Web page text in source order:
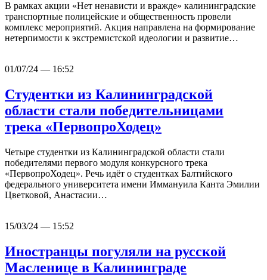
В рамках акции «Нет ненависти и вражде» калининградские
транспортные полицейские и общественность провели
комплекс мероприятий. Акция направлена на формирование
нетерпимости к экстремистской идеологии и развитие…
01/07/24 — 16:52
Студентки из Калининградской
области стали победительницами
трека «ПервопроХодец»
Четыре студентки из Калининградской области стали
победителями первого модуля конкурсного трека
«ПервопроХодец». Речь идёт о студентках Балтийского
федерального университета имени Иммануила Канта Эмилии
Цветковой, Анастасии…
15/03/24 — 15:52
Иностранцы погуляли на русской
Масленице в Калининграде